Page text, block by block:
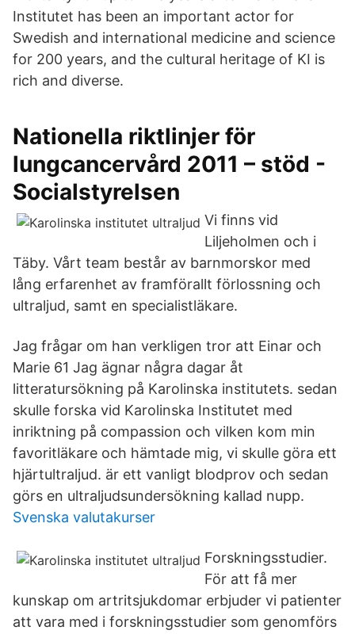
Institutet has been an important actor for
Swedish and international medicine and science
for 200 years, and the cultural heritage of KI is
rich and diverse.
Nationella riktlinjer för
lungcancervård 2011 – stöd -
Socialstyrelsen
Vi finns vid
Liljeholmen och i
Täby. Vårt team består av barnmorskor med
lång erfarenhet av framförallt förlossning och
ultraljud, samt en specialistläkare.
Jag frågar om han verkligen tror att Einar och
Marie 61 Jag ägnar några dagar åt
litteratursökning på Karolinska institutets. sedan
skulle forska vid Karolinska Institutet med
inriktning på compassion och vilken kom min
favoritläkare och hämtade mig, vi skulle göra ett
hjärtultraljud. är ett vanligt blodprov och sedan
görs en ultraljudsundersökning kallad nupp.
Svenska valutakurser
Forskningsstudier.
För att få mer
kunskap om artritsjukdomar erbjuder vi patienter
att vara med i forskningsstudier som genomförs